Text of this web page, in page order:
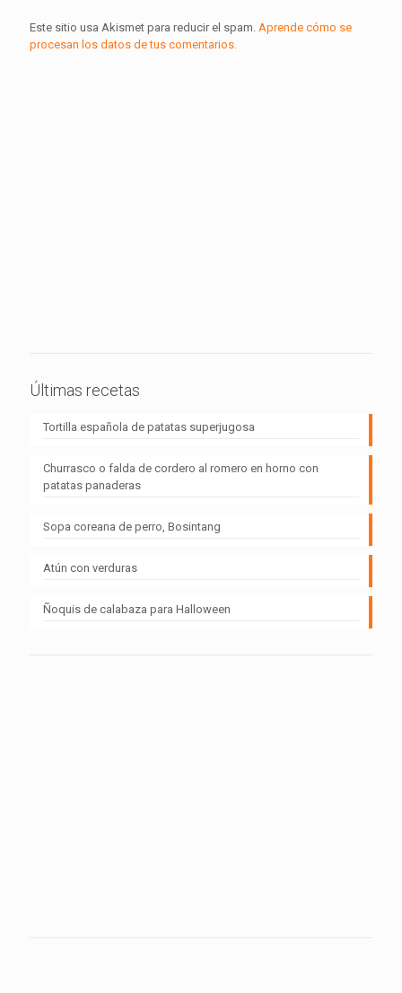
Este sitio usa Akismet para reducir el spam. Aprende cómo se
procesan los datos de tus comentarios.
Últimas recetas
Tortilla española de patatas superjugosa
Churrasco o falda de cordero al romero en horno con
patatas panaderas
Sopa coreana de perro, Bosintang
Atún con verduras
Ñoquis de calabaza para Halloween